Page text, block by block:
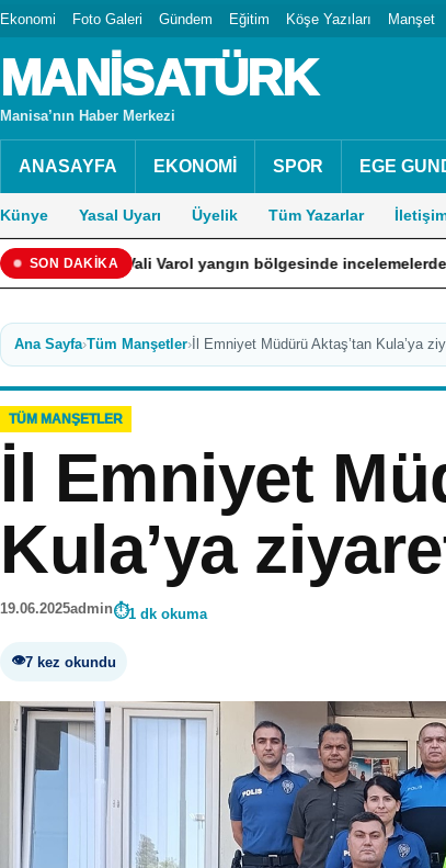
Ekonomi Foto Galeri Gündem Eğitim Köşe Yazıları Manşet
MANİSATÜRK
Manisa’nın Haber Merkezi
ANASAYFA EKONOMİ SPOR EGE
Künye Yasal Uyarı Üyelik Tüm Yazarlar
SON DAKİKA
Vali Varol yangın bölgesinde incelemelerde bulundu
Ana Sayfa›Tüm Manşetler› İl Emniyet Müdürü Aktaş’tan Kula’ya
TÜM MANŞETLER
İl Emniyet
Kula’ya
19.06.2025admin 1 dk okuma
7 kez okundu